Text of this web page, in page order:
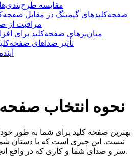
مقایسه
صفحه‌کلیدهای گیمینگ در مقابل
مراقبت از
میان‌برهای صفحه‌کلید برای
تأثیر صداهای
نحوه انتخاب
بهترین صفحه کلید برای شما به طور
نیست. این چیزی است که با دستان
سر و صدای شما و کاری که در واقع انجام می دهید مناسب است.